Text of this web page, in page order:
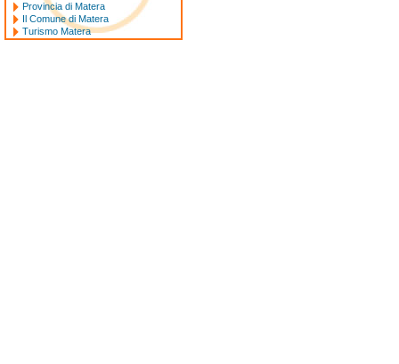
Provincia di Matera
Il Comune di Matera
Turismo Matera